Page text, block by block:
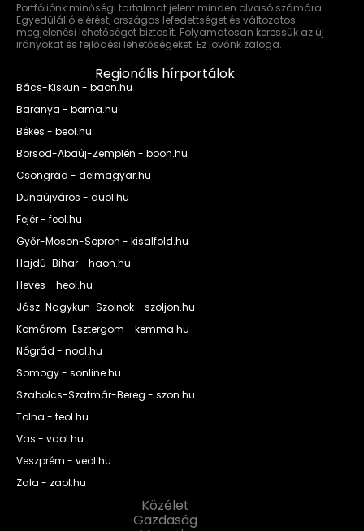
Portfóliónk minőségi tartalmat jelent minden olvasó számára.
Egyedülálló elérést, országos lefedettséget és változatos
megjelenési lehetőséget biztosít. Folyamatosan keressük az új
irányokat és fejlődési lehetőségeket. Ez jövőnk záloga.
Regionális hírportálok
Bács-Kiskun - baon.hu
Baranya - bama.hu
Békés - beol.hu
Borsod-Abaúj-Zemplén - boon.hu
Csongrád - delmagyar.hu
Dunaújváros - duol.hu
Fejér - feol.hu
Győr-Moson-Sopron - kisalfold.hu
Hajdú-Bihar - haon.hu
Heves - heol.hu
Jász-Nagykun-Szolnok - szoljon.hu
Komárom-Esztergom - kemma.hu
Nógrád - nool.hu
Somogy - sonline.hu
Szabolcs-Szatmár-Bereg - szon.hu
Tolna - teol.hu
Vas - vaol.hu
Veszprém - veol.hu
Zala - zaol.hu
Közélet
Gazdaság